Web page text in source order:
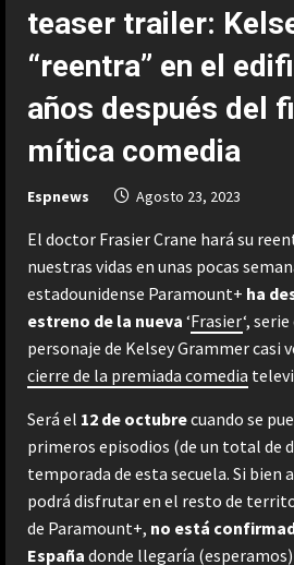
teaser trailer:
“reentra” en el
años después del
mítica comedia
Espnews Agosto 23, 2023
El doctor Frasier Crane hará su
nuestras vidas en unas pocas
estadounidense Paramount+ ha
estreno de la nueva ‘Frasier‘,
personaje de Kelsey Grammer casi
cierre de la premiada comedia
Será el 12 de octubrecuando se
primeros episodios (de un total de
temporada de esta secuela. Si bien
podrá disfrutar en el resto de
de Paramount+, no está
España donde llegaría